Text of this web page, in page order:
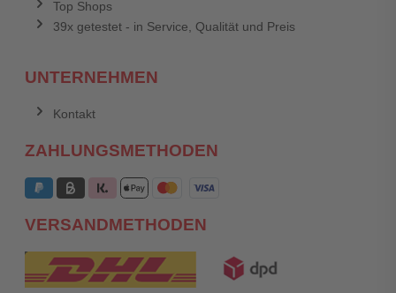
Top Shops
39x getestet - in Service, Qualität und Preis
UNTERNEHMEN
Kontakt
ZAHLUNGSMETHODEN
VERSANDMETHODEN